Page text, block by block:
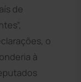
de
o
à